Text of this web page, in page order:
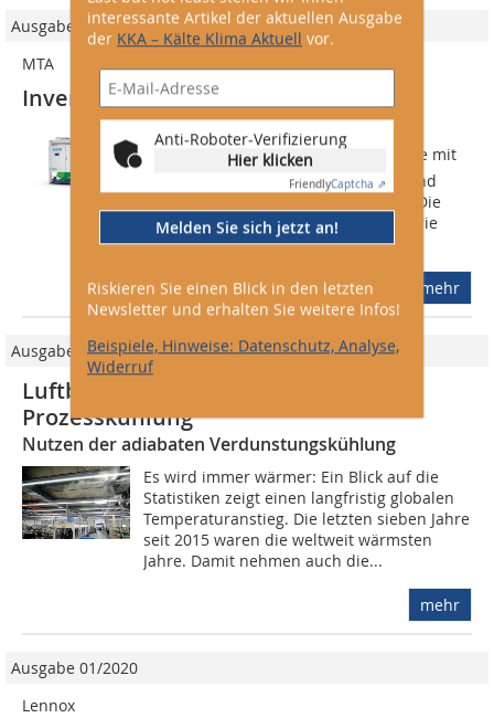
interessante Artikel der aktuellen Ausgabe
der KKA – Kälte Klima Aktuell vor.
Anti-Roboter-Verifizierung
Hier klicken
FriendlyCaptcha ⇗
Melden Sie sich jetzt an!
Riskieren Sie einen Blick in den letzten
Newsletter und erhalten Sie weitere Infos!
Beispiele, Hinweise: Datenschutz, Analyse,
Widerruf
Ausgabe 04/2021
MTA
Inverter-Kältemaschinen mit R513A
MTA Deutschland bietet die
Kältemaschinen der Phoenix-Baureihe mit
frequenzgeregelten Kompressoren und
dem Low GWP-Kältemittel R513A an. Die
luftgekühlten Kälte­maschinen der Serie
sind mit...
mehr
Ausgabe 05/2023
Luftbefeuchtung zur Raum- und
Prozesskühlung
Nutzen der adiabaten Verdunstungskühlung
Es wird immer wärmer: Ein Blick auf die
Statistiken zeigt einen langfristig globalen
Temperaturanstieg. Die letzten sieben Jahre
seit 2015 waren die weltweit wärmsten
Jahre. Damit nehmen auch die...
mehr
Ausgabe 01/2020
Lennox